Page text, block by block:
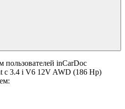
inCarDoc
с 3.4 i V6 12V AWD (186 Hp)